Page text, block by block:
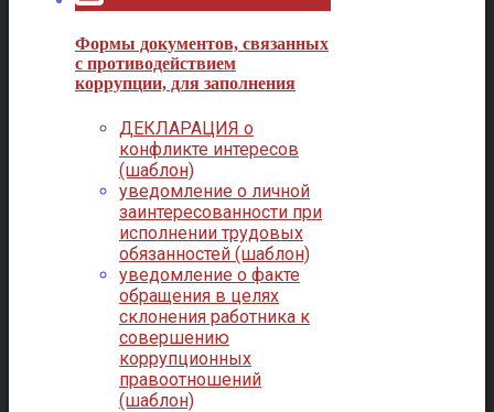
Формы документов, связанных
с противодействием
коррупции, для заполнения
ДЕКЛАРАЦИЯ о
конфликте интересов
(шаблон)
уведомление о личной
заинтересованности при
исполнении трудовых
обязанностей (шаблон)
уведомление о факте
обращения в целях
склонения работника к
совершению
коррупционных
правоотношений
(шаблон)